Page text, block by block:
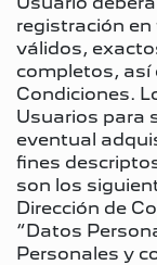
registración
válidos,
completos, así
Condiciones.
Usuarios para
eventual
fines
son los
Dirección de
“Datos
Personales y